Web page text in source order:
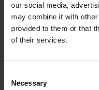
our social media,
may combine it with
provided to them or that
of their services.
Selection
Necessary